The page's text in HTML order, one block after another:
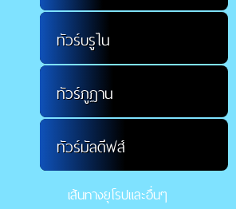
ทัวร์บรูไน
ทัวร์ภูฏาน
ทัวร์มัลดีฟส์
เส้นทางยุโรปและอื่นๆ